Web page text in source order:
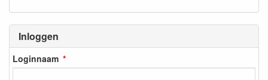
Inloggen
Loginnaam